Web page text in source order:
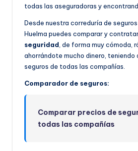
todas las aseguradoras y
Desde nuestra correduría de
Huelma puedes comparar y
seguridad, de forma muy cómoda,
ahorrándote mucho dinero,
seguros de todas las compañías.
Comparador de seguros:
Comparar precios de
todas las compañías